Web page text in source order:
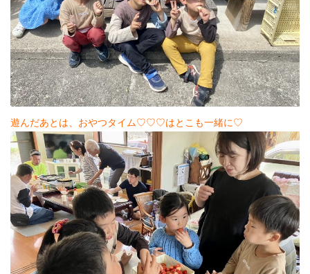
遊んだあとは、おやつタイム♡♡♡はとこも一緒に♡